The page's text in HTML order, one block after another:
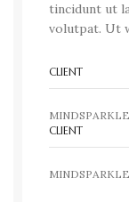
tincidunt ut
volutpat. Ut
CLIENT
CLIENT